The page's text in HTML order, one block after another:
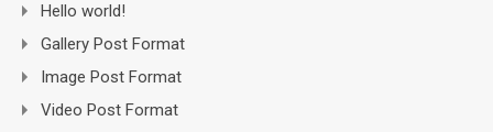
Hello world!
Gallery Post Format
Image Post Format
Video Post Format